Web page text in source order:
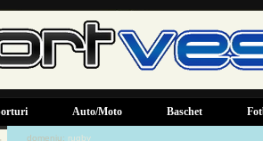
Auto/Moto Baschet
domeniu: rugby